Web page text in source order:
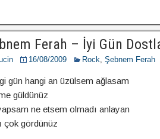
Ferah – İyi Gün
16/08/2009 Rock, Şebnem Ferah
gün hangi an üzülsem ağlasam
güldünüz
ne etsem olmadı anlayan
çok gördünüz